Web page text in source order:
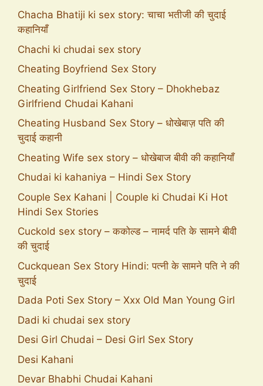
Chacha Bhatiji ki sex story: चाचा भतीजी की चुदाई
कहानियाँ
Chachi ki chudai sex story
Cheating Boyfriend Sex Story
Cheating Girlfriend Sex Story – Dhokhebaz
Girlfriend Chudai Kahani
Cheating Husband Sex Story – धोखेबाज़ पति की
चुदाई कहानी
Cheating Wife sex story – धोखेबाज बीवी की कहानियाँ
Chudai ki kahaniya – Hindi Sex Story
Couple Sex Kahani | Couple ki Chudai Ki Hot
Hindi Sex Stories
Cuckold sex story – ककोल्ड – नामर्द पति के सामने बीवी
की चुदाई
Cuckquean Sex Story Hindi: पत्नी के सामने पति ने की
चुदाई
Dada Poti Sex Story – Xxx Old Man Young Girl
Dadi ki chudai sex story
Desi Girl Chudai – Desi Girl Sex Story
Desi Kahani
Devar Bhabhi Chudai Kahani